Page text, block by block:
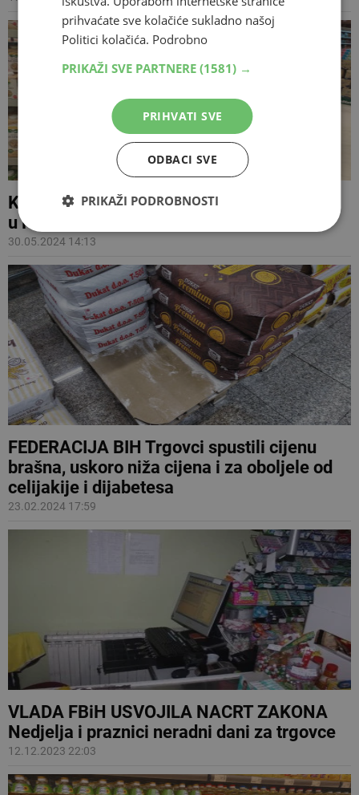
KONTROLE FORMIRANJA CIJENA Trgovci
u RS-u dobili 150.000 KM kazni
30.05.2024 14:13
FEDERACIJA BIH Trgovci spustili cijenu
brašna, uskoro niža cijena i za oboljele od
celijakije i dijabetesa
23.02.2024 17:59
VLADA FBiH USVOJILA NACRT ZAKONA
Nedjelja i praznici neradni dani za trgovce
12.12.2023 22:03
prihvaćate sve kolačiće sukladno našoj
Politici kolačića. Podrobno
PRIKAŽI SVE PARTNERE (1581) →
PRIHVATI SVE
ODBACI SVE
PRIKAŽI PODROBNOSTI